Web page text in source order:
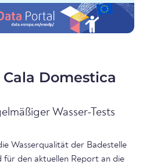
Domestica
Wasser-Tests
Wasserqualität der Badestelle
den aktuellen Report an die